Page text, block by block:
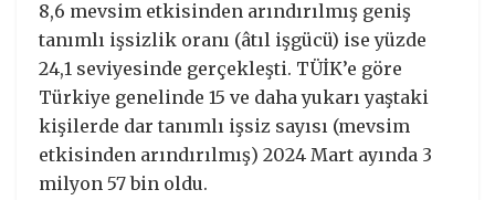
8,6 mevsim etkisinden arındırılmış geniş
tanımlı işsizlik oranı (âtıl işgücü) ise yüzde
24,1 seviyesinde gerçekleşti. TÜİK’e göre
Türkiye genelinde 15 ve daha yukarı yaştaki
kişilerde dar tanımlı işsiz sayısı (mevsim
etkisinden arındırılmış) 2024 Mart ayında 3
milyon 57 bin oldu.